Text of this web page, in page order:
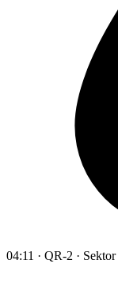
04:11 · QR-2 ·